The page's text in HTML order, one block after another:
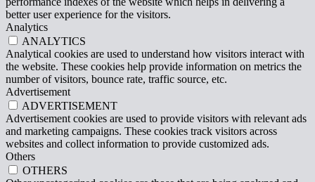
better user experience for the visitors.
Analytics
ANALYTICS
Analytical cookies are used to understand how visitors interact with
the website. These cookies help provide information on metrics the
number of visitors, bounce rate, traffic source, etc.
Advertisement
ADVERTISEMENT
Advertisement cookies are used to provide visitors with relevant ads
and marketing campaigns. These cookies track visitors across
websites and collect information to provide customized ads.
Others
OTHERS